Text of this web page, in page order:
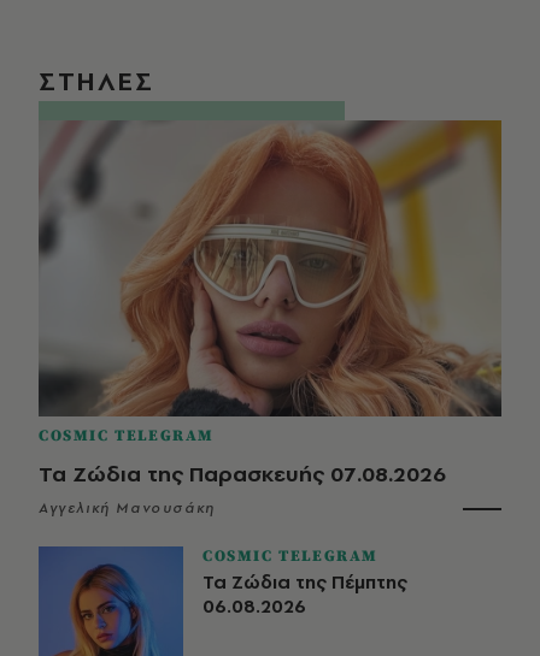
ΣΤΗΛΕΣ
COSMIC TELEGRAM
Τα Ζώδια της Παρασκευής 07.08.2026
Αγγελική Μανουσάκη
COSMIC TELEGRAM
Τα Ζώδια της Πέμπτης
06.08.2026